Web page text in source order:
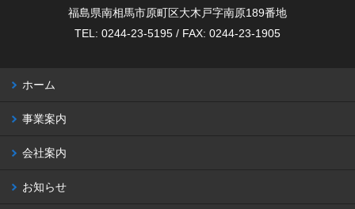
福島県南相馬市原町区大木戸字南原189番地
TEL: 0244-23-5195 / FAX: 0244-23-1905
ホーム
事業案内
会社案内
お知らせ